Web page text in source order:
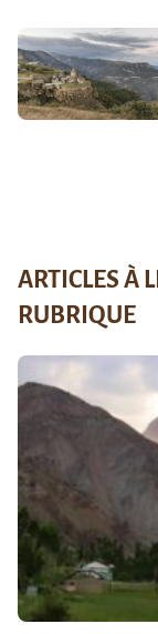
ARTICLES À
RUBRIQUE